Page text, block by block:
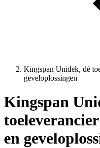
Kingspan Unidek, dé
geveloplossingen
Kingspan
en